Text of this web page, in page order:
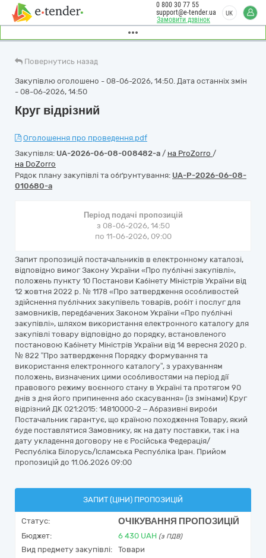
Замовити дзвінок
0 800 30 77 55
support@e-tender.ua
UK
Повернутись назад
Закупівлю оголошено - 08-06-2026, 14:50. Дата останніх змін
- 08-06-2026, 14:50
Круг відрізний
Оголошення про проведення.pdf
Закупівля: UA-2026-06-08-008482-a / на ProZorro /
на DoZorro
Рядок плану закупівлі та обґрунтування: UA-P-2026-06-08-
010680-a
Період подачі пропозицій
з 08-06-2026, 14:50
по 11-06-2026, 09:00
Запит пропозицій постачальників в електронному каталозі,
відповідно вимог Закону України «Про публічні закупівлі»,
положень пункту 10 Постанови Кабінету Міністрів України від
12 жовтня 2022 р. № 1178 «Про затвердження особливостей
здійснення публічних закупівель товарів, робіт і послуг для
замовників, передбачених Законом України «Про публічні
закупівлі», шляхом використання електронного каталогу для
закупівлі товару відповідно до порядку, встановленого
постановою Кабінету Міністрів України від 14 вересня 2020 р.
№ 822 “Про затвердження Порядку формування та
використання електронного каталогу”, з урахуванням
положень, визначених цими особливостями на період дії
правового режиму воєнного стану в Україні та протягом 90
днів з дня його припинення або скасування» (із змінами) Круг
відрізний ДК 021:2015: 14810000-2 – Абразивні вироби
Постачальник гарантує, що країною походження Товару, який
буде поставлятися Замовнику, як на дату поставки, так і на
дату укладення договору не є Російська Федерація/
Республіка Білорусь/Ісламська Республіка Іран. Прийом
пропозицій до 11.06.2026 09:00
ЗАПИТ (ЦІНИ) ПРОПОЗИЦІЙ
Статус: ОЧІКУВАННЯ ПРОПОЗИЦІЙ
Бюджет: 6 430 UAH (з ПДВ)
Вид предмету закупівлі:
Товари